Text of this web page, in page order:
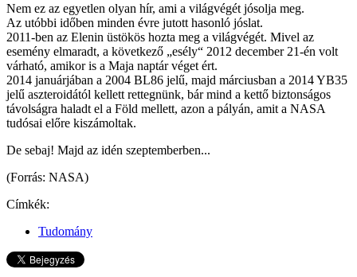
Nem ez az egyetlen olyan hír, ami a világvégét jósolja meg.
Az utóbbi időben minden évre jutott hasonló jóslat.
2011-ben az Elenin üstökös hozta meg a világvégét. Mivel az
esemény elmaradt, a következő „esély“ 2012 december 21-én volt
várható, amikor is a Maja naptár véget ért.
2014 januárjában a 2004 BL86 jelű, majd márciusban a 2014 YB35
jelű aszteroidától kellett rettegnünk, bár mind a kettő biztonságos
távolságra haladt el a Föld mellett, azon a pályán, amit a NASA
tudósai előre kiszámoltak.
De sebaj! Majd az idén szeptemberben...
(Forrás: NASA)
Címkék:
Tudomány